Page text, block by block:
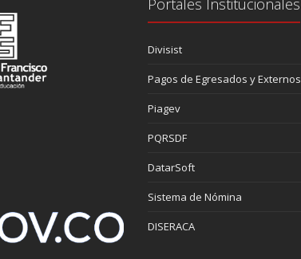
Divisist
Pagos de Egresados y Externos
Piagev
PQRSDF
DatarSoft
Sistema de Nómina
DISERACA